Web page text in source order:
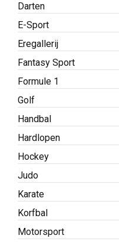
Darten
E-Sport
Eregallerij
Fantasy Sport
Formule 1
Golf
Handbal
Hardlopen
Hockey
Judo
Karate
Korfbal
Motorsport